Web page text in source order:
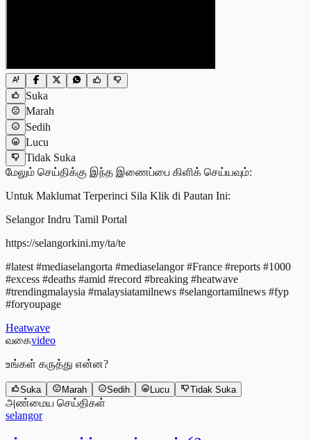
Suka
Marah
Sedih
Lucu
Tidak Suka
மேலும் செய்திக்கு இந்த இணைப்பை கிளிக் செய்யவும்:
Untuk Maklumat Terperinci Sila Klik di Pautan Ini:
Selangor Indru Tamil Portal
https://selangorkini.my/ta/te
#latest #mediaselangorta #mediaselangor #France #reports #1000
#excess #deaths #amid #record #breaking #heatwave
#trendingmalaysia #malaysiatamilnews #selangortamilnews #fyp
#foryoupage
Heatwave
வகைvideo
உங்கள் கருத்து என்ன?
Suka Marah Sedih Lucu Tidak Suka
அண்மைய செய்திகள்
selangor